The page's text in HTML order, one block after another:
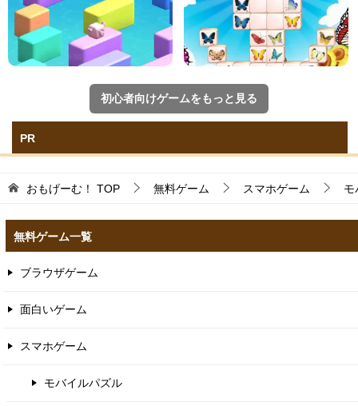
初心者向けゲームをもっと見る
PR
おもげーむ！ TOP 無料ゲーム スマホゲーム モ
無料ゲーム一覧
ブラウザゲーム
面白いゲーム
スマホゲーム
モバイルパズル